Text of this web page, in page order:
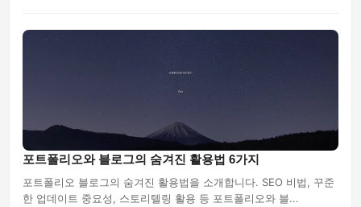
포트폴리오와 블로그의 숨겨진 활용법 6가지
포트폴리오 블로그의 숨겨진 활용법을 소개합니다. SEO 비법, 꾸준
한 업데이트 중요성, 스토리텔링 활용 등 포트폴리오와 블...